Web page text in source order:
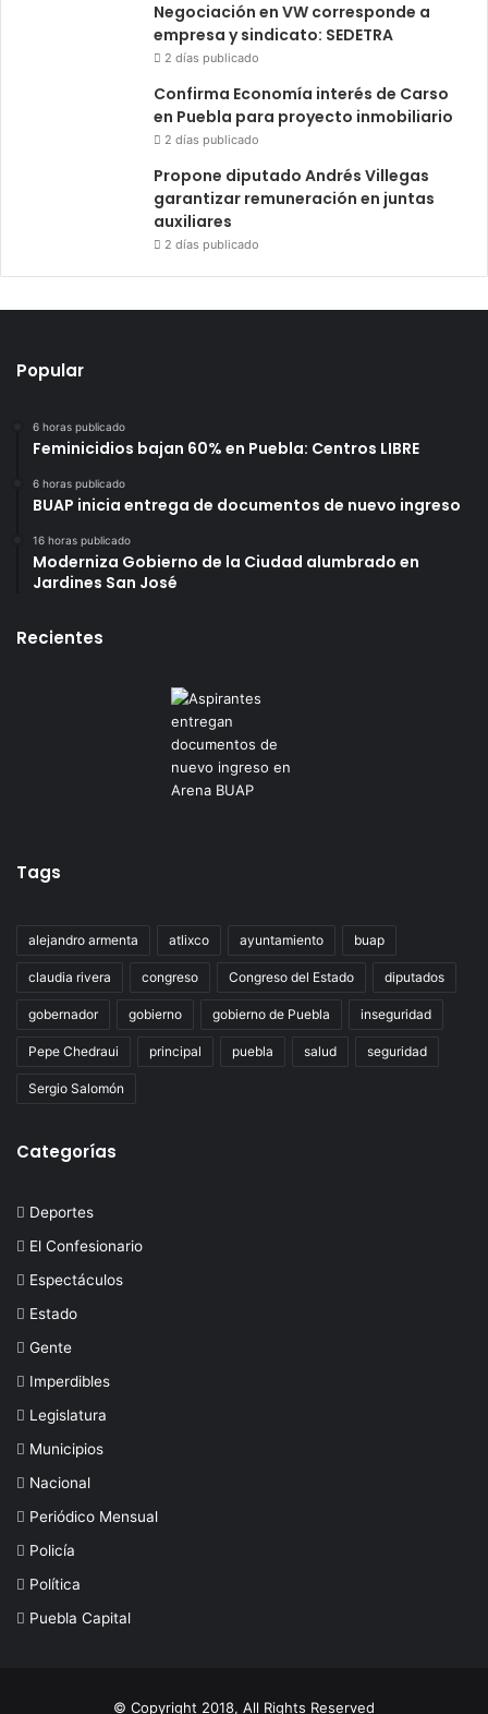
Negociación en VW corresponde a
empresa y sindicato: SEDETRA
2 días publicado
Confirma Economía interés de Carso
en Puebla para proyecto inmobiliario
2 días publicado
Propone diputado Andrés Villegas
garantizar remuneración en juntas
auxiliares
2 días publicado
Popular
6 horas publicado
Feminicidios bajan 60% en Puebla: Centros LIBRE
6 horas publicado
BUAP inicia entrega de documentos de nuevo ingreso
16 horas publicado
Moderniza Gobierno de la Ciudad alumbrado en
Jardines San José
Recientes
Tags
alejandro armenta atlixco ayuntamiento buap
claudia rivera congreso Congreso del Estado diputados
gobernador gobierno gobierno de Puebla inseguridad
Pepe Chedraui principal puebla salud seguridad
Sergio Salomón
Categorías
Deportes
El Confesionario
Espectáculos
Estado
Gente
Imperdibles
Legislatura
Municipios
Nacional
Periódico Mensual
Policía
Política
Puebla Capital
© Copyright 2018, All Rights Reserved